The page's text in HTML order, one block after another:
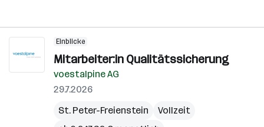
Einblicke
Mitarbeiter:in Qualitätssicherung
voestalpine AG
29.7.2026
St. Peter-Freienstein
Vollzeit